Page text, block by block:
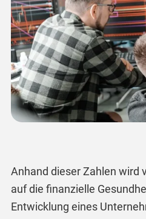
Anhand dieser Zahlen wird
auf die finanzielle
Entwicklung eines